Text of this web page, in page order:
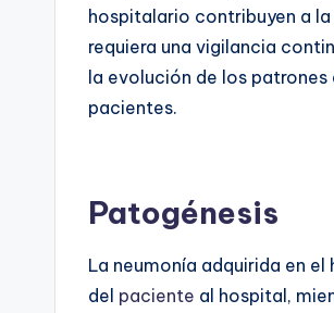
hospitalario contribuyen a
requiera una vigilancia
la evolución de los
pacientes.
Patogénesis
La neumonía adquirida en
del paciente al hospital,